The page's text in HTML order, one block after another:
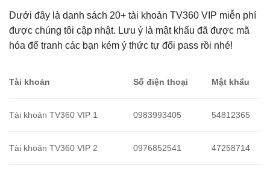
Dưới đây là danh sách 20+ tài khoản TV360 VIP miễn phí
được chúng tôi cập nhật. Lưu ý là mật khẩu đã được mã
hóa để tranh các bạn kém ý thức tự đổi pass rồi nhé!
Tài khoản Số điện thoại Mật khẩu
Tài khoản TV360 VIP 1 0983993405 54812365
Tài khoản TV360 VIP 2 0976852541 47258714